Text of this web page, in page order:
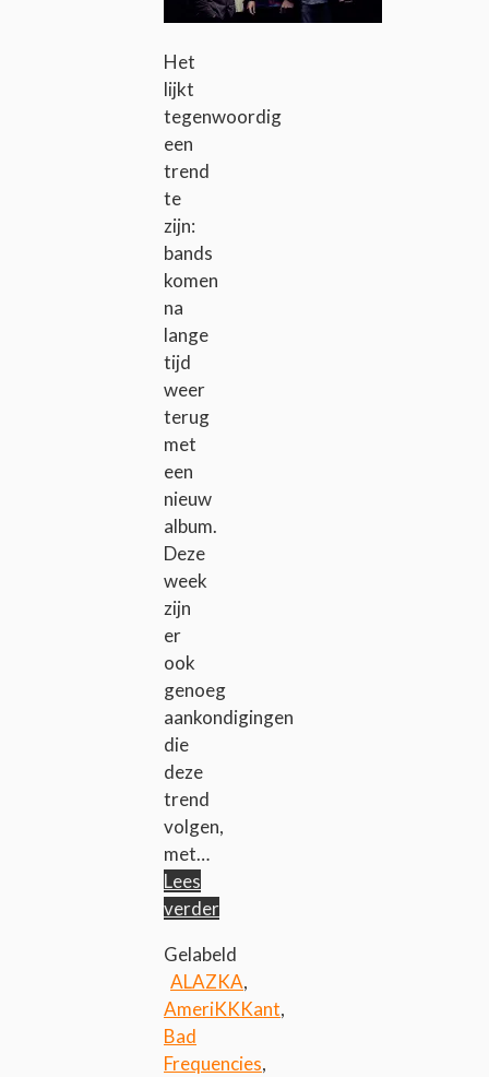
Het
lijkt
tegenwoordig
een
trend
te
zijn:
bands
komen
na
lange
tijd
weer
terug
met
een
nieuw
album.
Deze
week
zijn
er
ook
genoeg
aankondigingen
die
deze
trend
volgen,
met…
Lees
verder
Gelabeld
ALAZKA,
AmeriKKKant,
Bad
Frequencies,